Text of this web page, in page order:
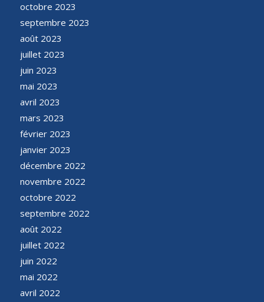
octobre 2023
septembre 2023
août 2023
juillet 2023
juin 2023
mai 2023
avril 2023
mars 2023
février 2023
janvier 2023
décembre 2022
novembre 2022
octobre 2022
septembre 2022
août 2022
juillet 2022
juin 2022
mai 2022
avril 2022